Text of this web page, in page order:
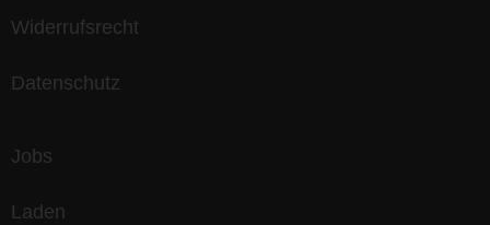
Widerrufsrecht
Datenschutz
Jobs
Laden